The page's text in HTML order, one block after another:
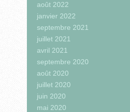
août 2022
janvier 2022
septembre 2021
juillet 2021
avril 2021
septembre 2020
août 2020
juillet 2020
juin 2020
mai 2020